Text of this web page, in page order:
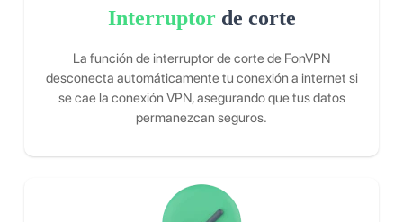
Interruptorde corte
La función de interruptor de corte de FonVPN
desconecta automáticamente tu conexión a internet si
se cae la conexión VPN, asegurando que tus datos
permanezcan seguros.